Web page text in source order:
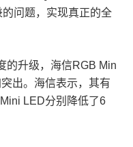
的问题，实现真正的全
的升级，海信RGB Min
出。海信表示，其有
LED分别降低了6